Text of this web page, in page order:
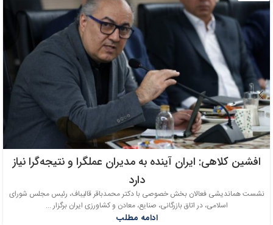
افشین کلاهی: ایران آینده به مدیران عملگرا و نتیجه‌گرا نیاز
دارد
نشست هماندیشی فعالان بخش خصوصی با دکتر محمدباقر قالیباف، رئیس مجلس شورای
اسلامی، در اتاق بازرگانی، صنایع، معادن و کشاورزی ایران برگزار ...
ادامه مطلب